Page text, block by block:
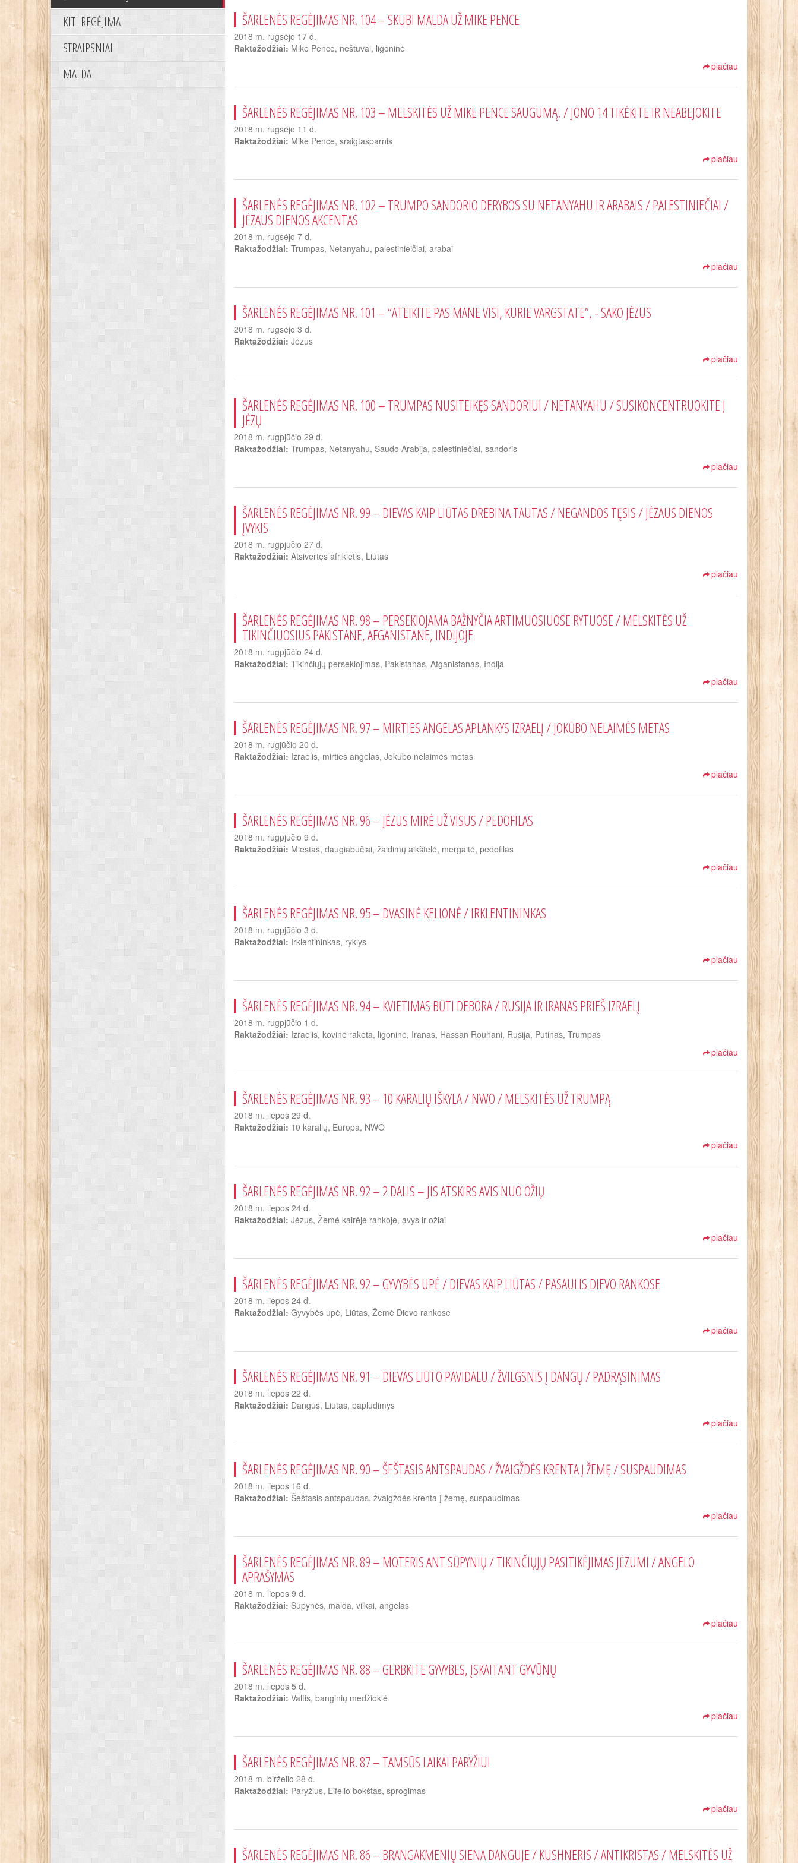
KITI REGĖJIMAI
STRAIPSNIAI
MALDA
ŠARLENĖS REGĖJIMAS NR. 104 – SKUBI MALDA UŽ MIKE PENCE
2018 m. rugsėjo 17 d.
Raktažodžiai: Mike Pence, neštuvai, ligoninė
plačiau
ŠARLENĖS REGĖJIMAS NR. 103 – MELSKITĖS UŽ MIKE PENCE SAUGUMĄ! / JONO 14 TIKĖKITE IR NEABEJOKITE
2018 m. rugsėjo 11 d.
Raktažodžiai: Mike Pence, sraigtasparnis
plačiau
ŠARLENĖS REGĖJIMAS NR. 102 – TRUMPO SANDORIO DERYBOS SU NETANYAHU IR ARABAIS / PALESTINIEČIAI /
JĖZAUS DIENOS AKCENTAS
2018 m. rugsėjo 7 d.
Raktažodžiai: Trumpas, Netanyahu, palestinieičiai, arabai
plačiau
ŠARLENĖS REGĖJIMAS NR. 101 – “ATEIKITE PAS MANE VISI, KURIE VARGSTATE”, - SAKO JĖZUS
2018 m. rugsėjo 3 d.
Raktažodžiai: Jėzus
plačiau
ŠARLENĖS REGĖJIMAS NR. 100 – TRUMPAS NUSITEIKĘS SANDORIUI / NETANYAHU / SUSIKONCENTRUOKITE Į
JĖZŲ
2018 m. rugpjūčio 29 d.
Raktažodžiai: Trumpas, Netanyahu, Saudo Arabija, palestiniečiai, sandoris
plačiau
ŠARLENĖS REGĖJIMAS NR. 99 – DIEVAS KAIP LIŪTAS DREBINA TAUTAS / NEGANDOS TĘSIS / JĖZAUS DIENOS
ĮVYKIS
2018 m. rugpjūčio 27 d.
Raktažodžiai: Atsivertęs afrikietis, Liūtas
plačiau
ŠARLENĖS REGĖJIMAS NR. 98 – PERSEKIOJAMA BAŽNYČIA ARTIMUOSIUOSE RYTUOSE / MELSKITĖS UŽ
TIKINČIUOSIUS PAKISTANE, AFGANISTANE, INDIJOJE
2018 m. rugpjūčio 24 d.
Raktažodžiai: Tikinčiųjų persekiojimas, Pakistanas, Afganistanas, Indija
plačiau
ŠARLENĖS REGĖJIMAS NR. 97 – MIRTIES ANGELAS APLANKYS IZRAELĮ / JOKŪBO NELAIMĖS METAS
2018 m. rugjūčio 20 d.
Raktažodžiai: Izraelis, mirties angelas, Jokūbo nelaimės metas
plačiau
ŠARLENĖS REGĖJIMAS NR. 96 – JĖZUS MIRĖ UŽ VISUS / PEDOFILAS
2018 m. rugpjūčio 9 d.
Raktažodžiai: Miestas, daugiabučiai, žaidimų aikštelė, mergaitė, pedofilas
plačiau
ŠARLENĖS REGĖJIMAS NR. 95 – DVASINĖ KELIONĖ / IRKLENTININKAS
2018 m. rugpjūčio 3 d.
Raktažodžiai: Irklentininkas, ryklys
plačiau
ŠARLENĖS REGĖJIMAS NR. 94 – KVIETIMAS BŪTI DEBORA / RUSIJA IR IRANAS PRIEŠ IZRAELĮ
2018 m. rugpjūčio 1 d.
Raktažodžiai: Izraelis, kovinė raketa, ligoninė, Iranas, Hassan Rouhani, Rusija, Putinas, Trumpas
plačiau
ŠARLENĖS REGĖJIMAS NR. 93 – 10 KARALIŲ IŠKYLA / NWO / MELSKITĖS UŽ TRUMPĄ
2018 m. liepos 29 d.
Raktažodžiai: 10 karalių, Europa, NWO
plačiau
ŠARLENĖS REGĖJIMAS NR. 92 – 2 DALIS – JIS ATSKIRS AVIS NUO OŽIŲ
2018 m. liepos 24 d.
Raktažodžiai: Jėzus, Žemė kairėje rankoje, avys ir ožiai
plačiau
ŠARLENĖS REGĖJIMAS NR. 92 – GYVYBĖS UPĖ / DIEVAS KAIP LIŪTAS / PASAULIS DIEVO RANKOSE
2018 m. liepos 24 d.
Raktažodžiai: Gyvybės upė, Liūtas, Žemė Dievo rankose
plačiau
ŠARLENĖS REGĖJIMAS NR. 91 – DIEVAS LIŪTO PAVIDALU / ŽVILGSNIS Į DANGŲ / PADRĄSINIMAS
2018 m. liepos 22 d.
Raktažodžiai: Dangus, Liūtas, paplūdimys
plačiau
ŠARLENĖS REGĖJIMAS NR. 90 – ŠEŠTASIS ANTSPAUDAS / ŽVAIGŽDĖS KRENTA Į ŽEMĘ / SUSPAUDIMAS
2018 m. liepos 16 d.
Raktažodžiai: Šeštasis antspaudas, žvaigždės krenta į žemę, suspaudimas
plačiau
ŠARLENĖS REGĖJIMAS NR. 89 – MOTERIS ANT SŪPYNIŲ / TIKINČIŲJŲ PASITIKĖJIMAS JĖZUMI / ANGELO
APRAŠYMAS
2018 m. liepos 9 d.
Raktažodžiai: Sūpynės, malda, vilkai, angelas
plačiau
ŠARLENĖS REGĖJIMAS NR. 88 – GERBKITE GYVYBES, ĮSKAITANT GYVŪNŲ
2018 m. liepos 5 d.
Raktažodžiai: Valtis, banginių medžioklė
plačiau
ŠARLENĖS REGĖJIMAS NR. 87 – TAMSŪS LAIKAI PARYŽIUI
2018 m. birželio 28 d.
Raktažodžiai: Paryžius, Eifelio bokštas, sprogimas
plačiau
ŠARLENĖS REGĖJIMAS NR. 86 – BRANGAKMENIŲ SIENA DANGUJE / KUSHNERIS / ANTIKRISTAS / MELSKITĖS UŽ